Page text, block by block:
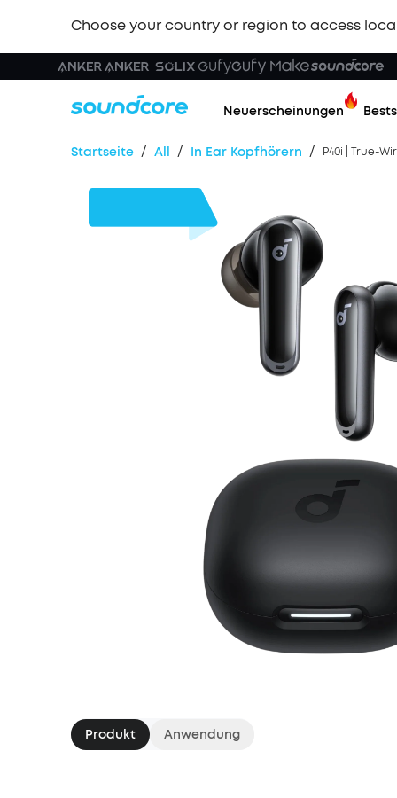
Choose your country or region to access
Neuerscheinungen
Startseite / All / In Ear Kopfhörern / P40i | True-
Produkt Anwendung